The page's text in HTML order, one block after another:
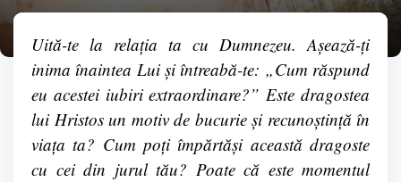
Uită-te la relația ta cu Dumnezeu. Așează-ți
inima înaintea Lui și întreabă-te: „Cum răspund
eu acestei iubiri extraordinare?” Este dragostea
lui Hristos un motiv de bucurie și recunoștință în
viața ta? Cum poți împărtăși această dragoste
cu cei din jurul tău? Poate că este momentul